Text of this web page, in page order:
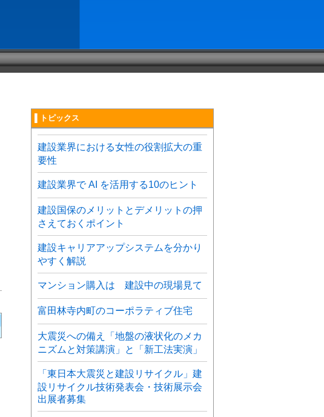
▌トピックス
建設業界における女性の役割拡大の重
要性
建設業界で AI を活用する10のヒント
建設国保のメリットとデメリットの押
さえておくポイント
建設キャリアアップシステムを分かり
やすく解説
マンション購入は 建設中の現場見て
富田林寺内町のコーポラティブ住宅
大震災への備え「地盤の液状化のメカ
ニズムと対策講演」と「新工法実演」
「東日本大震災と建設リサイクル」建
設リサイクル技術発表会・技術展示会
出展者募集